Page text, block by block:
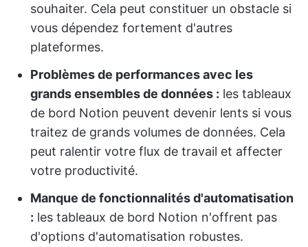
souhaiter. Cela peut constituer un obstacle si
vous dépendez fortement d'autres
plateformes.
Problèmes de performances avec les
grands ensembles de données : les tableaux
de bord Notion peuvent devenir lents si vous
traitez de grands volumes de données. Cela
peut ralentir votre flux de travail et affecter
votre productivité.
Manque de fonctionnalités d'automatisation
: les tableaux de bord Notion n'offrent pas
d'options d'automatisation robustes.